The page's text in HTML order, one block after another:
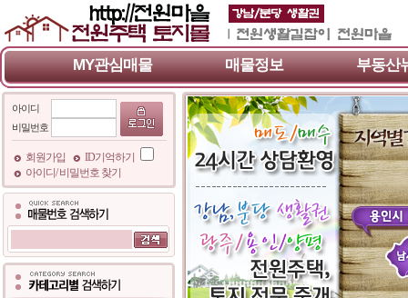
MY관심매물 매물정보 부동산
아이디
비밀번호
회원가입
ID기억하기
아이디/ 비밀번호 찾기